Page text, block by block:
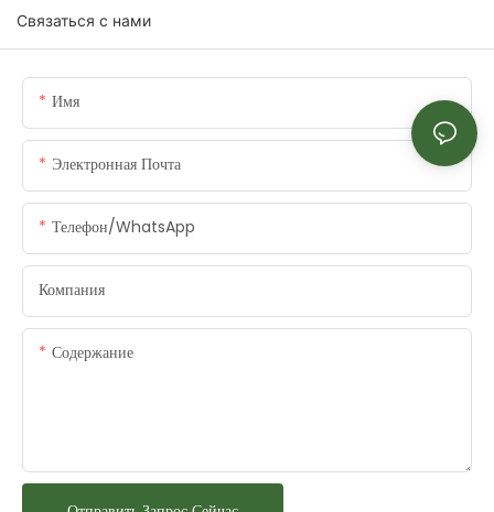
Связаться с нами
Имя
Электронная Почта
Телефон/WhatsApp
Компания
Содержание